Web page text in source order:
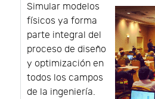
Simular modelos
físicos ya forma
parte integral del
proceso de diseño
y optimización en
todos los campos
de la ingeniería.